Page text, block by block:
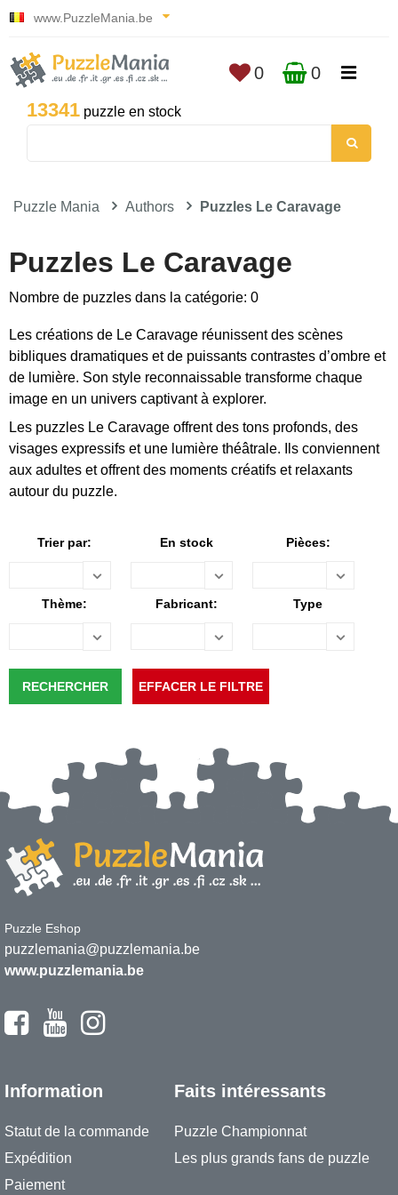
www.PuzzleMania.be
13341 puzzle en stock
0 0
Puzzle Mania Authors Puzzles Le Caravage
Puzzles Le Caravage
Nombre de puzzles dans la catégorie: 0
Les créations de Le Caravage réunissent des scènes
bibliques dramatiques et de puissants contrastes d’ombre et
de lumière. Son style reconnaissable transforme chaque
image en un univers captivant à explorer.
Les puzzles Le Caravage offrent des tons profonds, des
visages expressifs et une lumière théâtrale. Ils conviennent
aux adultes et offrent des moments créatifs et relaxants
autour du puzzle.
Trier par: En stock Pièces:
Thème: Fabricant: Type
Puzzle Eshop
puzzlemania@puzzlemania.be
www.puzzlemania.be
Information
Statut de la commande
Expédition
Paiement
Faits intéressants
Puzzle Championnat
Les plus grands fans de puzzle